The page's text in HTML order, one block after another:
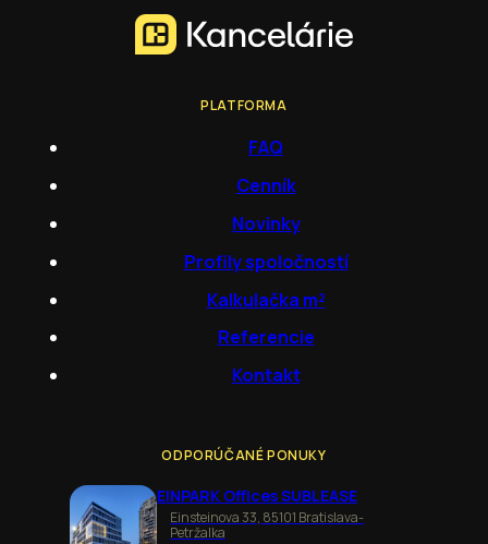
PLATFORMA
FAQ
Cenník
Novinky
Profily spoločností
Kalkulačka m²
Referencie
Kontakt
ODPORÚČANÉ PONUKY
EINPARK Offices SUBLEASE
Einsteinova 33, 85101 Bratislava-
Petržalka